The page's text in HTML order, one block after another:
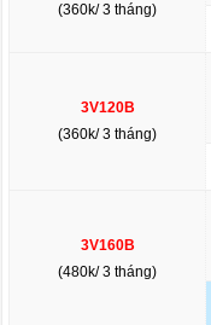
(360k/ 3 tháng)
3V120B
(360k/ 3 tháng)
3V160B
(480k/ 3 tháng)